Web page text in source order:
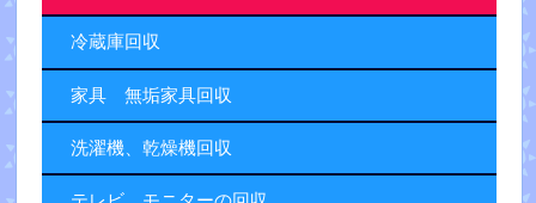
冷蔵庫回収
家具 無垢家具回収
洗濯機、乾燥機回収